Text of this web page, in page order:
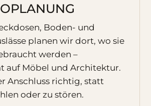
Boden- und
planen wir dort, wo sie
werden –
auf Möbel und Architektur.
Anschluss richtig, statt
oder zu stören.